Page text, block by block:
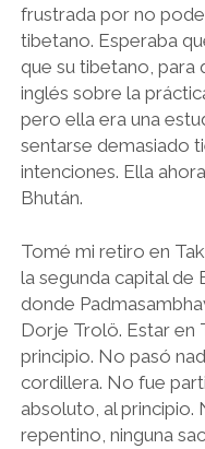
frustrada por no
tibetano. Esperaba
que su tibetano, para
inglés sobre la
pero ella era una
sentarse demasiado
intenciones. Ella
Bhután.
Tomé mi retiro en
la segunda capital de
donde
Dorje Trolö. Estar en
principio. No pasó
cordillera. No fue
absoluto, al principio.
repentino, ninguna